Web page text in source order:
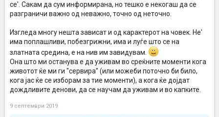
се'. Сакам да сум информирана, но тешко е некогаш да се
разграничи важно од неважно, точно од неточно.
Изгледа многу нешта зависат и од карактерот на човек. Не'
има поплашливи, побезгрижни, има и луѓе што се на
златната средина, е на нив им завидувам.
Она што ми останува е да уживам во среќните моменти кога
животот ќе ми ги "сервира" (или можеби поточно би било,
кога јас ќе се изборам за тие моменти), а кога ќе дојдат
дождливите денови, да се научам да уживам и во капките.
9 септември 2019